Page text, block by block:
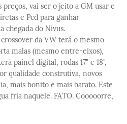
preços, vai ser o jeito a GM usar e
e Pcd para ganhar
chegada do Nivus.
da VW terá o mesmo
malas (mesmo entre-eixos),
painel digital, rodas 17" e 18",
qualidade construtiva, novos
mais bonito e mais barato. Este
fria naquele. FATO. Cooooorre,